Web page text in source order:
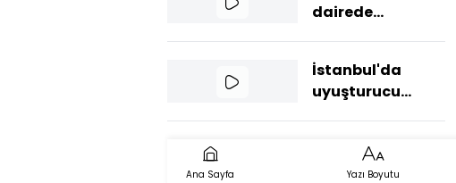
dairede
cesetleri bulundu
İstanbul'da
uyuşturucu
hap ele geçirildi
Ana Sayfa Yazı Boyutu